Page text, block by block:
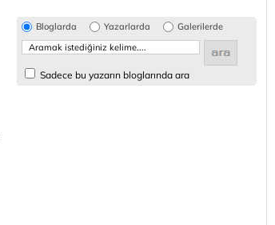
Bloglarda Yazarlarda Galerilerde
Sadece bu yazarın bloglarında ara